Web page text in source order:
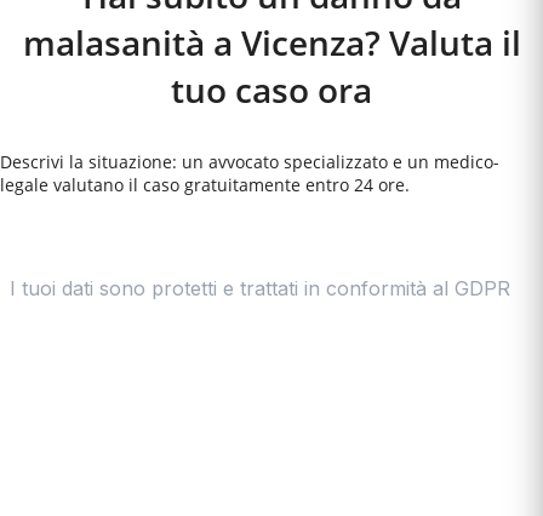
malasanità a Vicenza? Valuta il
tuo caso ora
Descrivi la situazione: un avvocato specializzato e un medico-
legale valutano il caso gratuitamente entro 24 ore.